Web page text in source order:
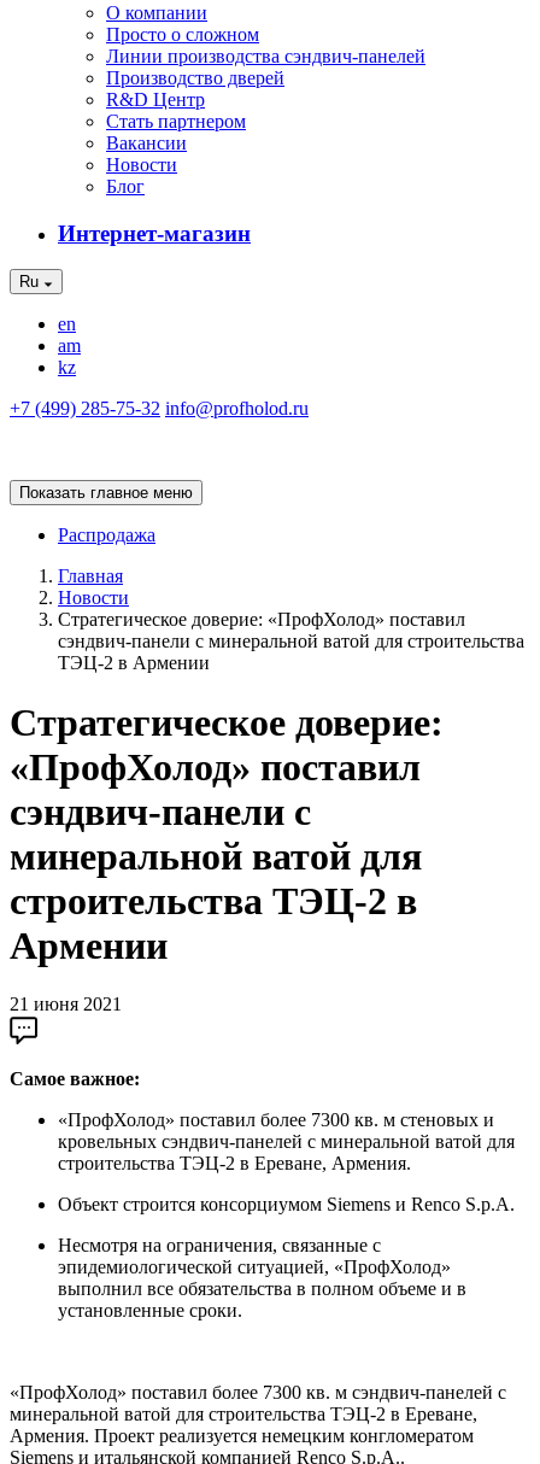
О компании
Просто о сложном
Линии производства сэндвич-панелей
Производство дверей
R&D Центр
Стать партнером
Вакансии
Новости
Блог
Интернет-магазин
Ru
en
am
kz
+7 (499) 285-75-32 info@profholod.ru
Показать главное меню
Распродажа
Главная
Новости
Стратегическое доверие: «ПрофХолод» поставил
сэндвич-панели с минеральной ватой для строительства
ТЭЦ-2 в Армении
Стратегическое доверие:
«ПрофХолод» поставил
сэндвич-панели с
минеральной ватой для
строительства ТЭЦ-2 в
Армении
21 июня 2021
Самое важное:
«ПрофХолод» поставил более 7300 кв. м стеновых и
кровельных сэндвич-панелей с минеральной ватой для
строительства ТЭЦ-2 в Ереване, Армения.
Объект строится консорциумом Siemens и Renco S.p.A.
Несмотря на ограничения, связанные с
эпидемиологической ситуацией, «ПрофХолод»
выполнил все обязательства в полном объеме и в
установленные сроки.
«ПрофХолод» поставил более 7300 кв. м сэндвич-панелей с
минеральной ватой для строительства ТЭЦ-2 в Ереване,
Армения. Проект реализуется немецким конгломератом
Siemens и итальянской компанией Renco S.p.A..